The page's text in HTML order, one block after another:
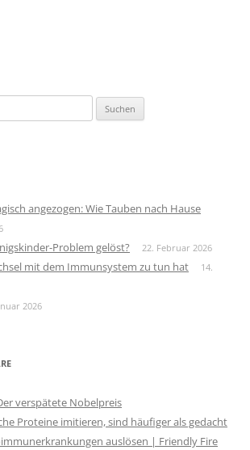
angezogen: Wie Tauben nach Hause
Problem gelöst? 22. Februar 2026
mit dem Immunsystem zu tun hat
14.
2026
verspätete Nobelpreis
Proteine imitieren, sind häufiger als gedacht
auslösen | Friendly Fire